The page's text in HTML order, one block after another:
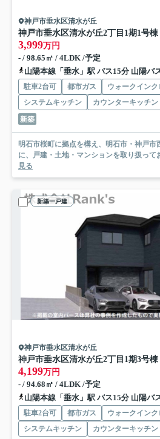
神戸市垂水区清水が丘
神戸市垂水区清水が丘2丁目 1期1号棟
3,999万円
- / 98.65㎡ / 4LDK /予定
山陽本線「垂水」駅 バス15分 山陽バス「清
駐車2台可 都市ガス
ウォークインク
システムキッチン
カウンターキッチン
新築
明石市桜町に拠点を構え、明石市・神戸市
に、戸建・土地・マンションを取り扱って
見る
新築一戸建
神戸市垂水区清水が丘
神戸市垂水区清水が丘2丁目 1期3号棟
4,199万円
- / 94.68㎡ / 4LDK /予定
山陽本線「垂水」駅 バス15分 山陽バス「清
駐車2台可 都市ガス
ウォークインク
システムキッチン
カウンターキッチン